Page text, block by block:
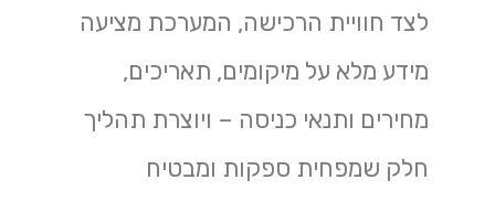
לצד חוויית הרכישה, המערכת מציעה
מידע מלא על מיקומים, תאריכים,
מחירים ותנאי כניסה – ויוצרת תהליך
חלק שמפחית ספקות ומבטיח